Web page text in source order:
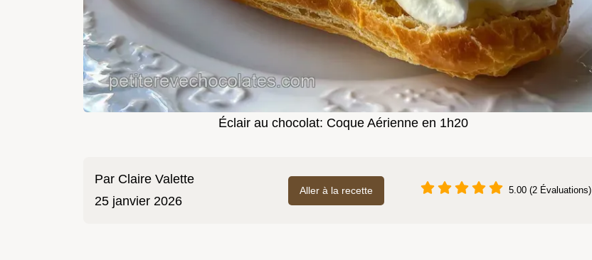
Éclair au chocolat: Coque Aérienne en 1h20
Par Claire Valette
25 janvier 2026
Aller à la recette 5.00 (2 Évaluations)